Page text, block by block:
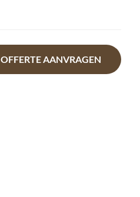
OFFERTE AANVRAGEN